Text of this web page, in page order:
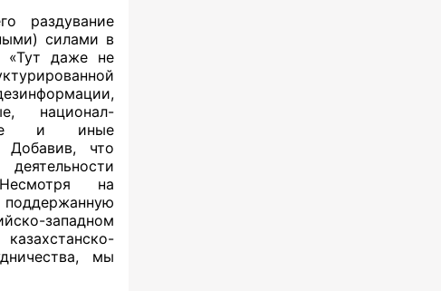
раздувание
силами в
«Тут даже не
национал-
и иные
Добавив, что
на
западном
мы